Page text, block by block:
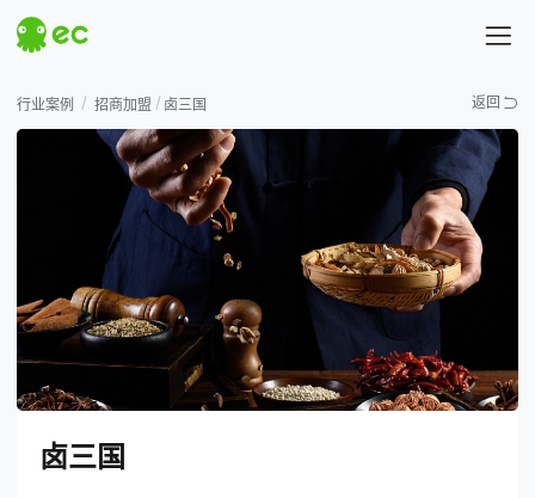
热门搜索 # 易企查
行业案例 招商加盟 卤三国 返回
卤三国